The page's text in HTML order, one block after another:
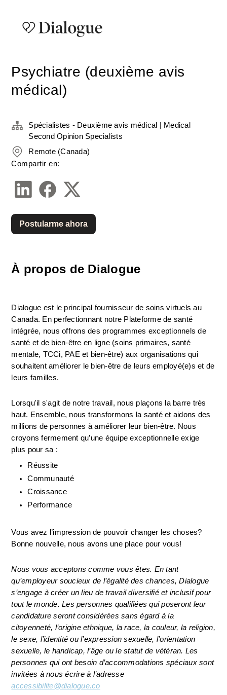
Psychiatre (deuxième avis
médical)
À propos de Dialogue
Dialogue est le principal fournisseur de soins virtuels au
Canada. En perfectionnant notre Plateforme de santé
intégrée, nous offrons des programmes exceptionnels de
santé et de bien-être en ligne (soins primaires, santé
mentale, TCCi, PAE et bien-être) aux organisations qui
souhaitent améliorer le bien-être de leurs employé(e)s et de
leurs familles.
Lorsqu'il s'agit de notre travail, nous plaçons la barre très
haut. Ensemble, nous transformons la santé et aidons des
millions de personnes à améliorer leur bien-être. Nous
croyons fermement qu’une équipe exceptionnelle exige
plus pour sa :
Réussite
Communauté
Croissance
Performance
Vous avez l’impression de pouvoir changer les choses?
Bonne nouvelle, nous avons une place pour vous!
Nous vous acceptons comme vous êtes. En tant
qu’employeur soucieux de l’égalité des chances, Dialogue
s’engage à créer un lieu de travail diversifié et inclusif pour
tout le monde. Les personnes qualifiées qui poseront leur
candidature seront considérées sans égard à la
citoyenneté, l’origine ethnique, la race, la couleur, la religion,
le sexe, l’identité ou l’expression sexuelle, l’orientation
sexuelle, le handicap, l’âge ou le statut de vétéran. Les
personnes qui ont besoin d’accommodations spéciaux sont
invitées à nous écrire à l’adresse
accessibilite@dialogue.co
Spécialistes - Deuxième avis médical | Medical
Second Opinion Specialists
Remote (Canada)
Compartir en:
Postularme ahora